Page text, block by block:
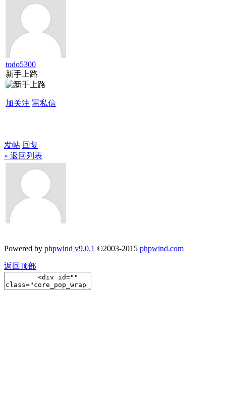
todo5300
新手上路
加关注 写私信
发帖 回复
« 返回列表
Powered by phpwind v9.0.1 ©2003-2015 phpwind.com
返回顶部